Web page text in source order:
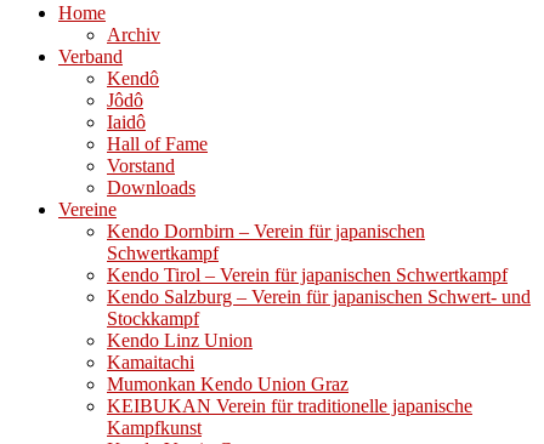
Home
Archiv
Verband
Kendô
Jôdô
Iaidô
Hall of Fame
Vorstand
Downloads
Vereine
Kendo Dornbirn – Verein für japanischen
Schwertkampf
Kendo Tirol – Verein für japanischen Schwertkampf
Kendo Salzburg – Verein für japanischen Schwert- und
Stockkampf
Kendo Linz Union
Kamaitachi
Mumonkan Kendo Union Graz
KEIBUKAN Verein für traditionelle japanische
Kampfkunst